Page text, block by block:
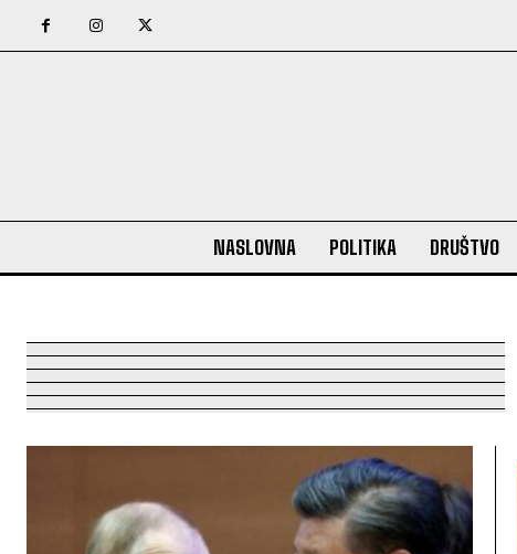
NASLOVNA POLITIKA DRUŠTVO